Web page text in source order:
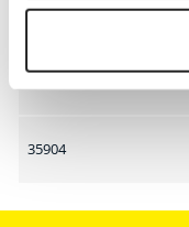
35829
35904